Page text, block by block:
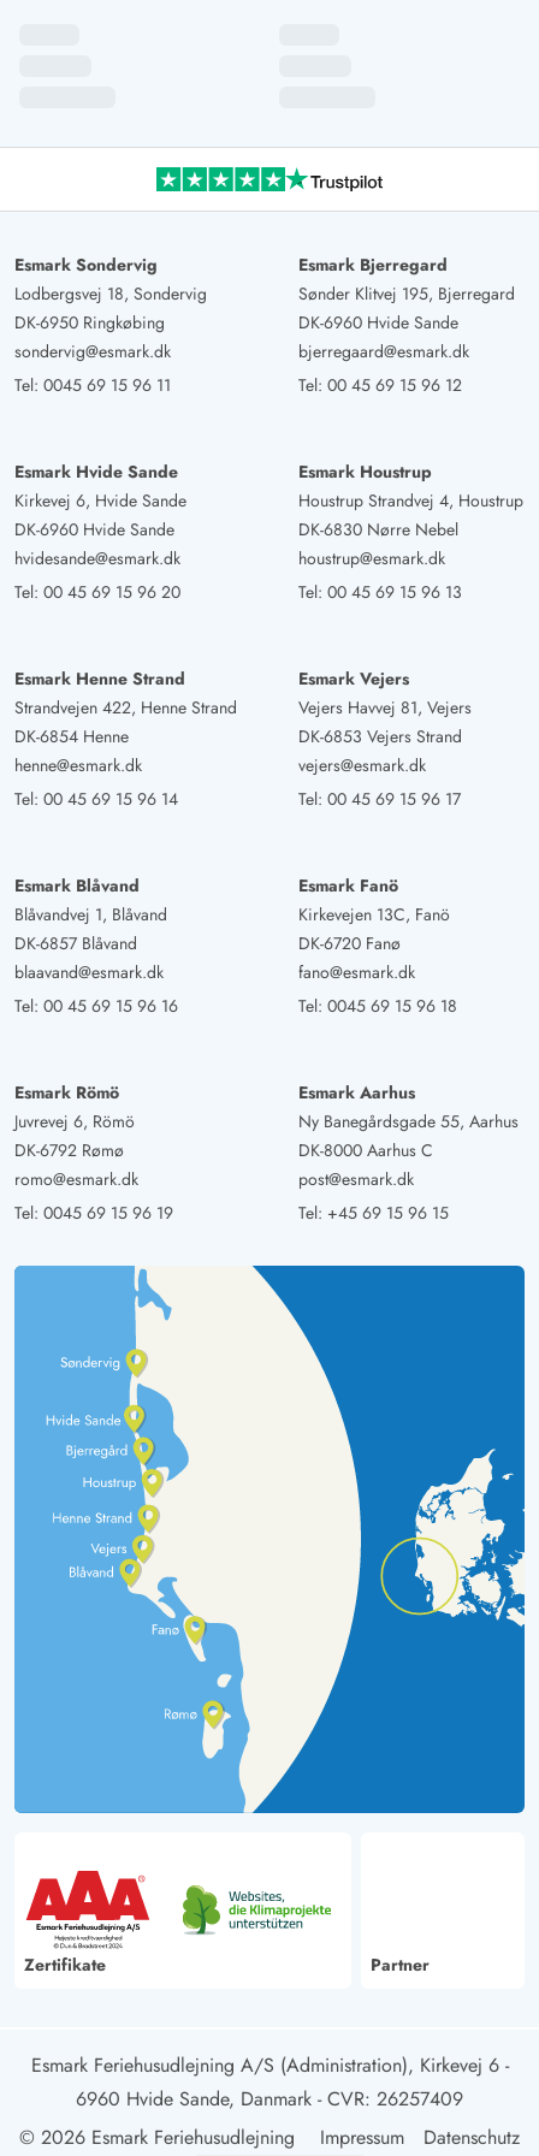
Gast
Deutschland
4 von 5
4 von 5
4 out of 5
fehlte. Es war alles super ausgestattet. Wir würden es
wieder buchen. Ich würde aber nicht mit mehr als 2
Personen hier wohnen. Da der Warmwasserboiler nicht
lange reicht und es für hintereinander Duschen schon
eng wurde. Das WLAN ist nicht das schnellste, was uns
Bernd Frahm
Deutschland
4 von 5
4 von 5
4 out of 511/01/2025
Gutes solides Haus. Preis/Leistungsverhältnis stimmt.
Gast
Deutschland
4.5 von 5
4.5 von 5
4.5 out of 5
20/12/2024
Ein feines, kleines gemütliches Ferienhaus nah am
Ausstattung in allen Bereichen gut. Die Lage am Rand
der kleinen Ferienhaussiedlung ist herrlich ruhig. Kein
Durchgangs- oder Durchfahrtsverkehr. Dafür nahe an der
Natur. Die Rehe stehen am Wegesrand und wo sonst
kann man nachts die Füchse bellen hören? Wir kommen
Gast
Deutschland
4.5 von 5
4.5 von 5
4.5 out of 5
31/08/2024
Es ist ein nettes, helles und freundlich eingerichtetes
kleines Ferienhaus mit großer Glasfront/Wintergarten.
Ausstattung der Küche und die große Kühlschrankkombi.
Bad Klein aber ausreichend. Kurzer Weg zum Zentum.
Zum Strand ca.15 Minuten.
Esmark Sondervig
Lodbergsvej 18, Sondervig
DK-6950 Ringkøbing
sondervig@esmark.dk
Tel: 0045 69 15 96 11
Esmark Bjerregard
Sønder Klitvej 195, Bjerregard
DK-6960 Hvide Sande
bjerregaard@esmark.dk
Tel: 00 45 69 15 96 12
Esmark Hvide Sande
Kirkevej 6, Hvide Sande
DK-6960 Hvide Sande
hvidesande@esmark.dk
Tel: 00 45 69 15 96 20
Esmark Houstrup
Houstrup Strandvej 4, Houstrup
DK-6830 Nørre Nebel
houstrup@esmark.dk
Tel: 00 45 69 15 96 13
Esmark Henne Strand
Strandvejen 422, Henne Strand
DK-6854 Henne
henne@esmark.dk
Tel: 00 45 69 15 96 14
Esmark Vejers
Vejers Havvej 81, Vejers
DK-6853 Vejers Strand
vejers@esmark.dk
Tel: 00 45 69 15 96 17
Esmark Blåvand
Blåvandvej 1, Blåvand
DK-6857 Blåvand
blaavand@esmark.dk
Tel: 00 45 69 15 96 16
Esmark Fanö
Kirkevejen 13C, Fanö
DK-6720 Fanø
fano@esmark.dk
Tel: 0045 69 15 96 18
Esmark Römö
Juvrevej 6, Römö
DK-6792 Rømø
romo@esmark.dk
Tel: 0045 69 15 96 19
Esmark Aarhus
Ny Banegårdsgade 55, Aarhus
DK-8000 Aarhus C
post@esmark.dk
Tel: +45 69 15 96 15
Zertifikate Partner
Esmark Feriehusudlejning A/S (Administration), Kirkevej 6 -
6960 Hvide Sande, Danmark - CVR: 26257409
© 2026 Esmark Feriehusudlejning
Impressum Datenschutz